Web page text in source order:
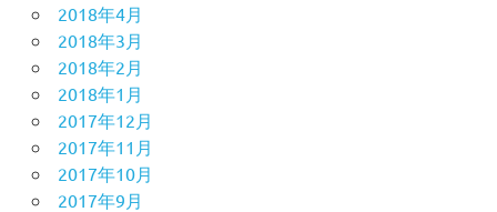
2018年4月
2018年3月
2018年2月
2018年1月
2017年12月
2017年11月
2017年10月
2017年9月